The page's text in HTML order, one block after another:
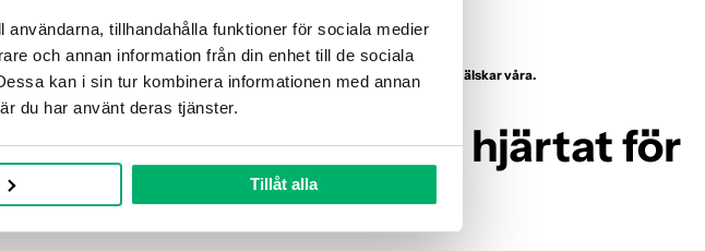
tillhandahålla funktioner för sociala medier
och annan information från din enhet till de sociala
kan i sin tur kombinera informationen med annan
du har använt deras tjänster.
Tillåt alla
En trygg plats för dig som älskar din hund - lika mycket som vi älskar våra.
Hundben.se - med hjärtat för
hunden